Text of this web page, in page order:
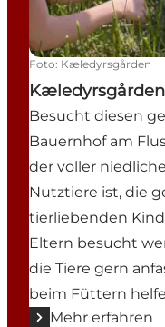
Foto: Kæledyrsgården
Kæledyrsgården
Besucht diesen
Bauernhof am
der voller
Nutztiere ist, die
tierliebenden
Eltern besucht
die Tiere gern
beim Füttern
Mehr erfahren